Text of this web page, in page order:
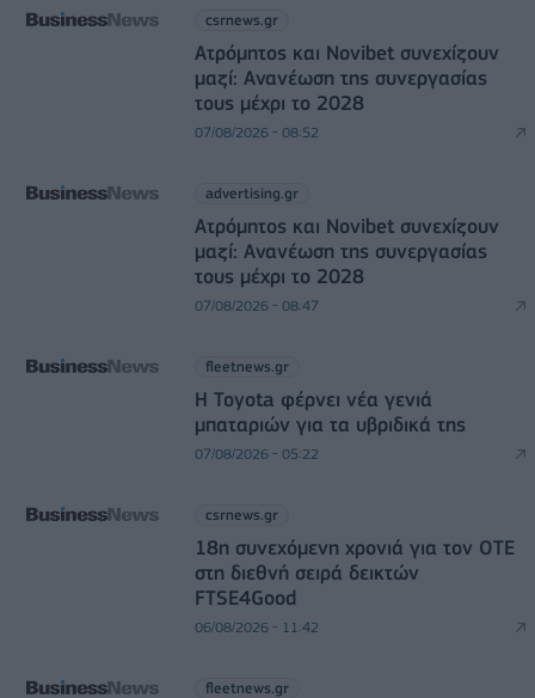
csrnews.gr
Ατρόμητος και Novibet συνεχίζουν
μαζί: Ανανέωση της συνεργασίας
τους μέχρι το 2028
07/08/2026 - 08:52
advertising.gr
Ατρόμητος και Novibet συνεχίζουν
μαζί: Ανανέωση της συνεργασίας
τους μέχρι το 2028
07/08/2026 - 08:47
fleetnews.gr
Η Toyota φέρνει νέα γενιά
μπαταριών για τα υβριδικά της
07/08/2026 - 05:22
csrnews.gr
18η συνεχόμενη χρονιά για τον ΟΤΕ
στη διεθνή σειρά δεικτών
FTSE4Good
06/08/2026 - 11:42
fleetnews.gr